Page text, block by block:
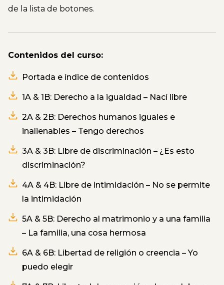
de la lista de botones.
Contenidos del curso:
Portada e índice de contenidos
1A & 1B: Derecho a la igualdad – Nací libre
2A & 2B: Derechos humanos iguales e
inalienables – Tengo derechos
3A & 3B: Libre de discriminación – ¿Es esto
discriminación?
4A & 4B: Libre de intimidación – No se permite
la intimidación
5A & 5B: Derecho al matrimonio y a una familia
– La familia, una cosa hermosa
6A & 6B: Libertad de religión o creencia – Yo
puedo elegir